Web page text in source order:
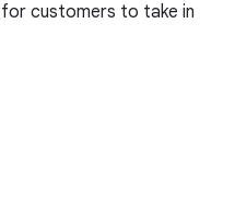
customers to take in